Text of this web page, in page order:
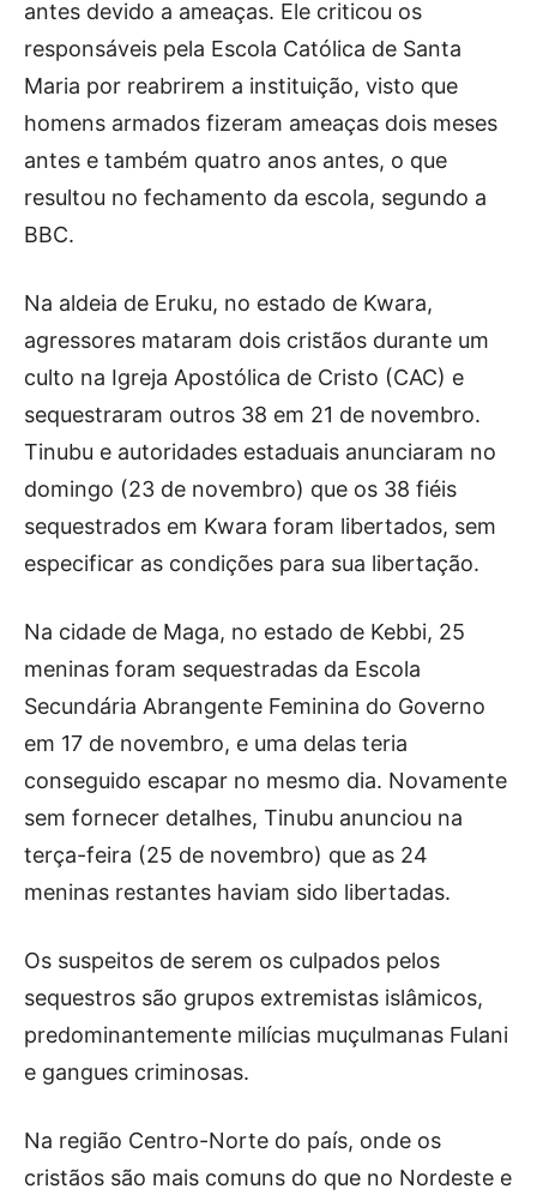
antes devido a ameaças. Ele criticou os
responsáveis ​​pela Escola Católica de Santa
Maria por reabrirem a instituição, visto que
homens armados fizeram ameaças dois meses
antes e também quatro anos antes, o que
resultou no fechamento da escola, segundo a
BBC.
Na aldeia de Eruku, no estado de Kwara,
agressores mataram dois cristãos durante um
culto na Igreja Apostólica de Cristo (CAC) e
sequestraram outros 38 em 21 de novembro.
Tinubu e autoridades estaduais anunciaram no
domingo (23 de novembro) que os 38 fiéis
sequestrados em Kwara foram libertados, sem
especificar as condições para sua libertação.
Na cidade de Maga, no estado de Kebbi, 25
meninas foram sequestradas da Escola
Secundária Abrangente Feminina do Governo
em 17 de novembro, e uma delas teria
conseguido escapar no mesmo dia. Novamente
sem fornecer detalhes, Tinubu anunciou na
terça-feira (25 de novembro) que as 24
meninas restantes haviam sido libertadas.
Os suspeitos de serem os culpados pelos
sequestros são grupos extremistas islâmicos,
predominantemente milícias muçulmanas Fulani
e gangues criminosas.
Na região Centro-Norte do país, onde os
cristãos são mais comuns do que no Nordeste e